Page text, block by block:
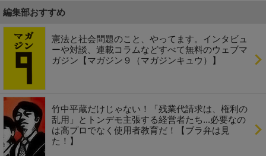
編集部おすすめ
憲法と社会問題のこと、やってます。インタビュ
ーや対談、連載コラムなどすべて無料のウェブマ
ガジン【マガジン９（マガジンキュウ）】
竹中平蔵だけじゃない！「残業代請求は、権利の
乱用」とトンデモ主張する経営者たち...必要なの
は高プロでなく使用者教育だ！【ブラ弁は見
た！】